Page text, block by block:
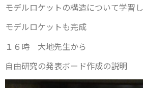
モデルロケットの構造について学習し
モデルロケットも完成
１６時 大地先生から
自由研究の発表ボード作成の説明